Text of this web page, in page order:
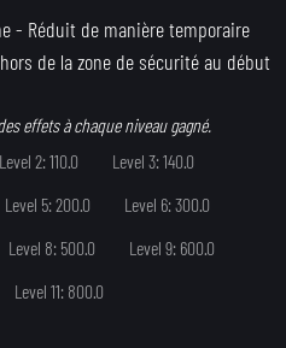
- Réduit de manière temporaire
de la zone de sécurité au début
effets à chaque niveau gagné.
Level 2: 110.0
Level 3: 140.0
Level 5: 200.0
Level 6: 300.0
Level 8: 500.0
Level 9: 600.0
Level 11: 800.0